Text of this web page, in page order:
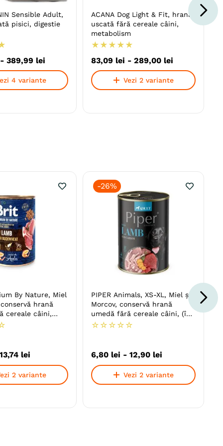
Sensible Adult,
pisici, digestie
- 389,99 lei
4 variante
ACANA Dog Light & Fit, hrană
uscată fără cereale câini,
metabolism
★ ★ ★ ★ ★
83,09 lei - 289,00 lei
Vezi 2 variante
By Nature, Miel
hrană
cereale câini,
13,74 lei
2 variante
-26%
PIPER Animals, XS-XL, Miel și
Morcov, conservă hrană
umedă fără cereale câini, (în
aspic)
☆ ☆ ☆ ☆ ☆
6,80 lei - 12,90 lei
Vezi 2 variante